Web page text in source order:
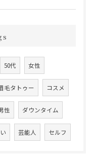
50代 女性
毛タトゥー コスメ
性 ダウンタイム
芸能人 セルフ